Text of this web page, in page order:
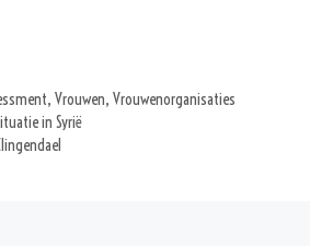
,Vrouwen,Vrouwenorganisaties
in Syrië